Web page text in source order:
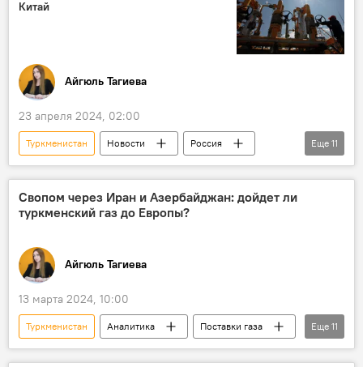
Футбольный клуб
Футбол
Китай
Айгюль Тагиева
23 апреля 2024, 02:00
Туркменистан Новости
Россия
Газпром
Китай
Поставки газа
СПГ
газопровод "Сила Сибири"
Экспорт
Узбекистан
Центральная Азия
Еще 11
Свопом через Иран и Азербайджан: дойдет ли
туркменский газ до Европы?
Айгюль Тагиева
13 марта 2024, 10:00
Туркменистан Аналитика
Поставки газа
Европа
Азербайджан
Турция
Еще 11